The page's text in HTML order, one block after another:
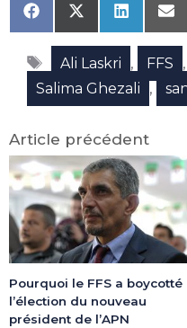
Share
on
Facebook
Share
on
X
(Twitter)
Share
on
LinkedIn
on
Étiquettes
Ali Laskri , FFS ,
Salima Ghezali ,
Article précédent
Pourquoi le FFS a boycotté
l’élection du nouveau
président de l’APN